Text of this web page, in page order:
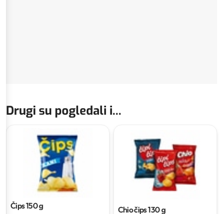
Drugi su pogledali i...
Čips150 g Chio čips130 g